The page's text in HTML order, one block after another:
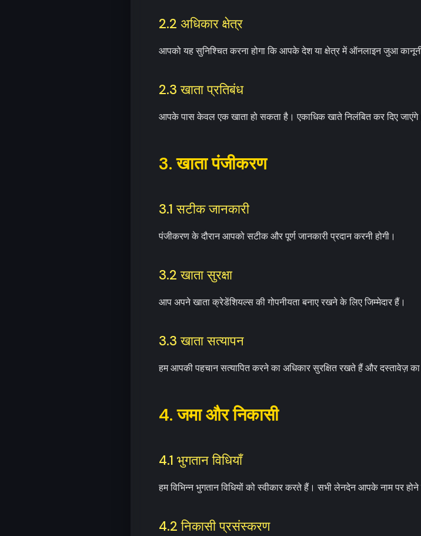
2.2 अधिकार क्षेत्र
आपको यह सुनिश्चित करना होगा कि आपके देश या क्षेत्र में ऑनलाइन जुआ
2.3 खाता प्रतिबंध
आपके पास केवल एक खाता हो सकता है। एकाधिक खाते निलंबित कर दिए
3. खाता पंजीकरण
3.1 सटीक जानकारी
पंजीकरण के दौरान आपको सटीक और पूर्ण जानकारी प्रदान करनी होगी।
3.2 खाता सुरक्षा
आप अपने खाता क्रेडेंशियल्स की गोपनीयता बनाए रखने के लिए जिम्मेदार हैं।
3.3 खाता सत्यापन
हम आपकी पहचान सत्यापित करने का अधिकार सुरक्षित रखते हैं और दस्तावेज़
4. जमा और निकासी
4.1 भुगतान विधियाँ
हम विभिन्न भुगतान विधियों को स्वीकार करते हैं। सभी लेनदेन आपके नाम पर होने
4.2 निकासी प्रसंस्करण